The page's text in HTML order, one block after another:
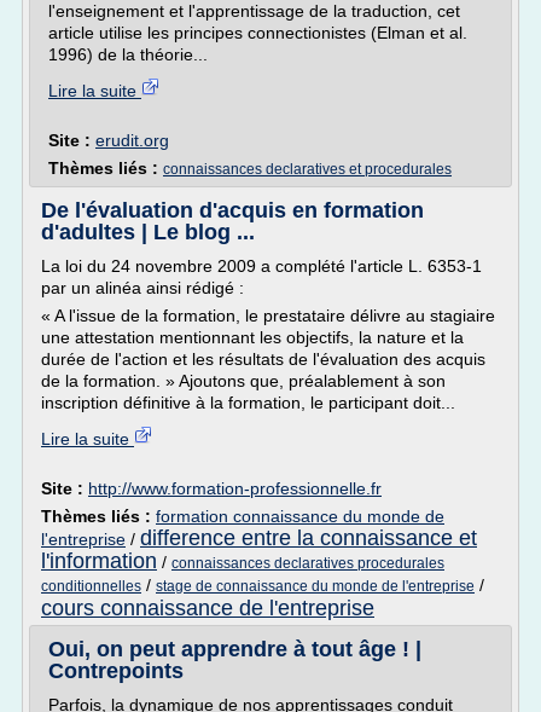
l'enseignement et l'apprentissage de la traduction, cet
article utilise les principes connectionistes (Elman et al.
1996) de la théorie...
Lire la suite
Site : erudit.org
Thèmes liés : connaissances declaratives et procedurales
De l'évaluation d'acquis en formation
d'adultes | Le blog ...
La loi du 24 novembre 2009 a complété l'article L. 6353-1
par un alinéa ainsi rédigé :
« A l'issue de la formation, le prestataire délivre au stagiaire
une attestation mentionnant les objectifs, la nature et la
durée de l'action et les résultats de l'évaluation des acquis
de la formation. » Ajoutons que, préalablement à son
inscription définitive à la formation, le participant doit...
Lire la suite
Site : http://www.formation-professionnelle.fr
Thèmes liés : formation connaissance du monde de
l'entreprise / difference entre la connaissance et
l'information / connaissances declaratives procedurales
conditionnelles / stage de connaissance du monde de l'entreprise /
cours connaissance de l'entreprise
Oui, on peut apprendre à tout âge ! |
Contrepoints
Parfois, la dynamique de nos apprentissages conduit